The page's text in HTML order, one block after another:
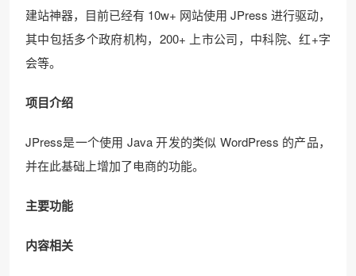
建站神器，目前已经有 10w+ 网站使用 JPress 进行驱动，
其中包括多个政府机构，200+ 上市公司，中科院、红+字
会等。
项目介绍
JPress是一个使用 Java 开发的类似 WordPress 的产品，
并在此基础上增加了电商的功能。
主要功能
内容相关